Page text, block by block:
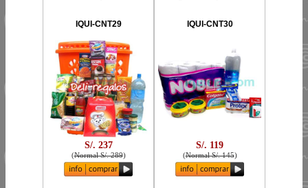
IQUI-CNT29
S/. 237
(Normal S/. 289)
IQUI-CNT30
S/. 119
(Normal S/. 145)